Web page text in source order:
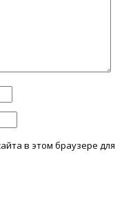
в этом браузере для